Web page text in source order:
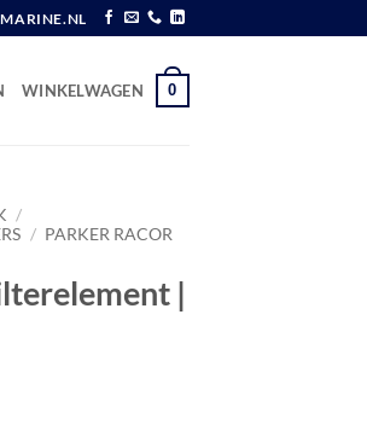
WINKELWAGEN 0
/
/ PARKER RACOR
|